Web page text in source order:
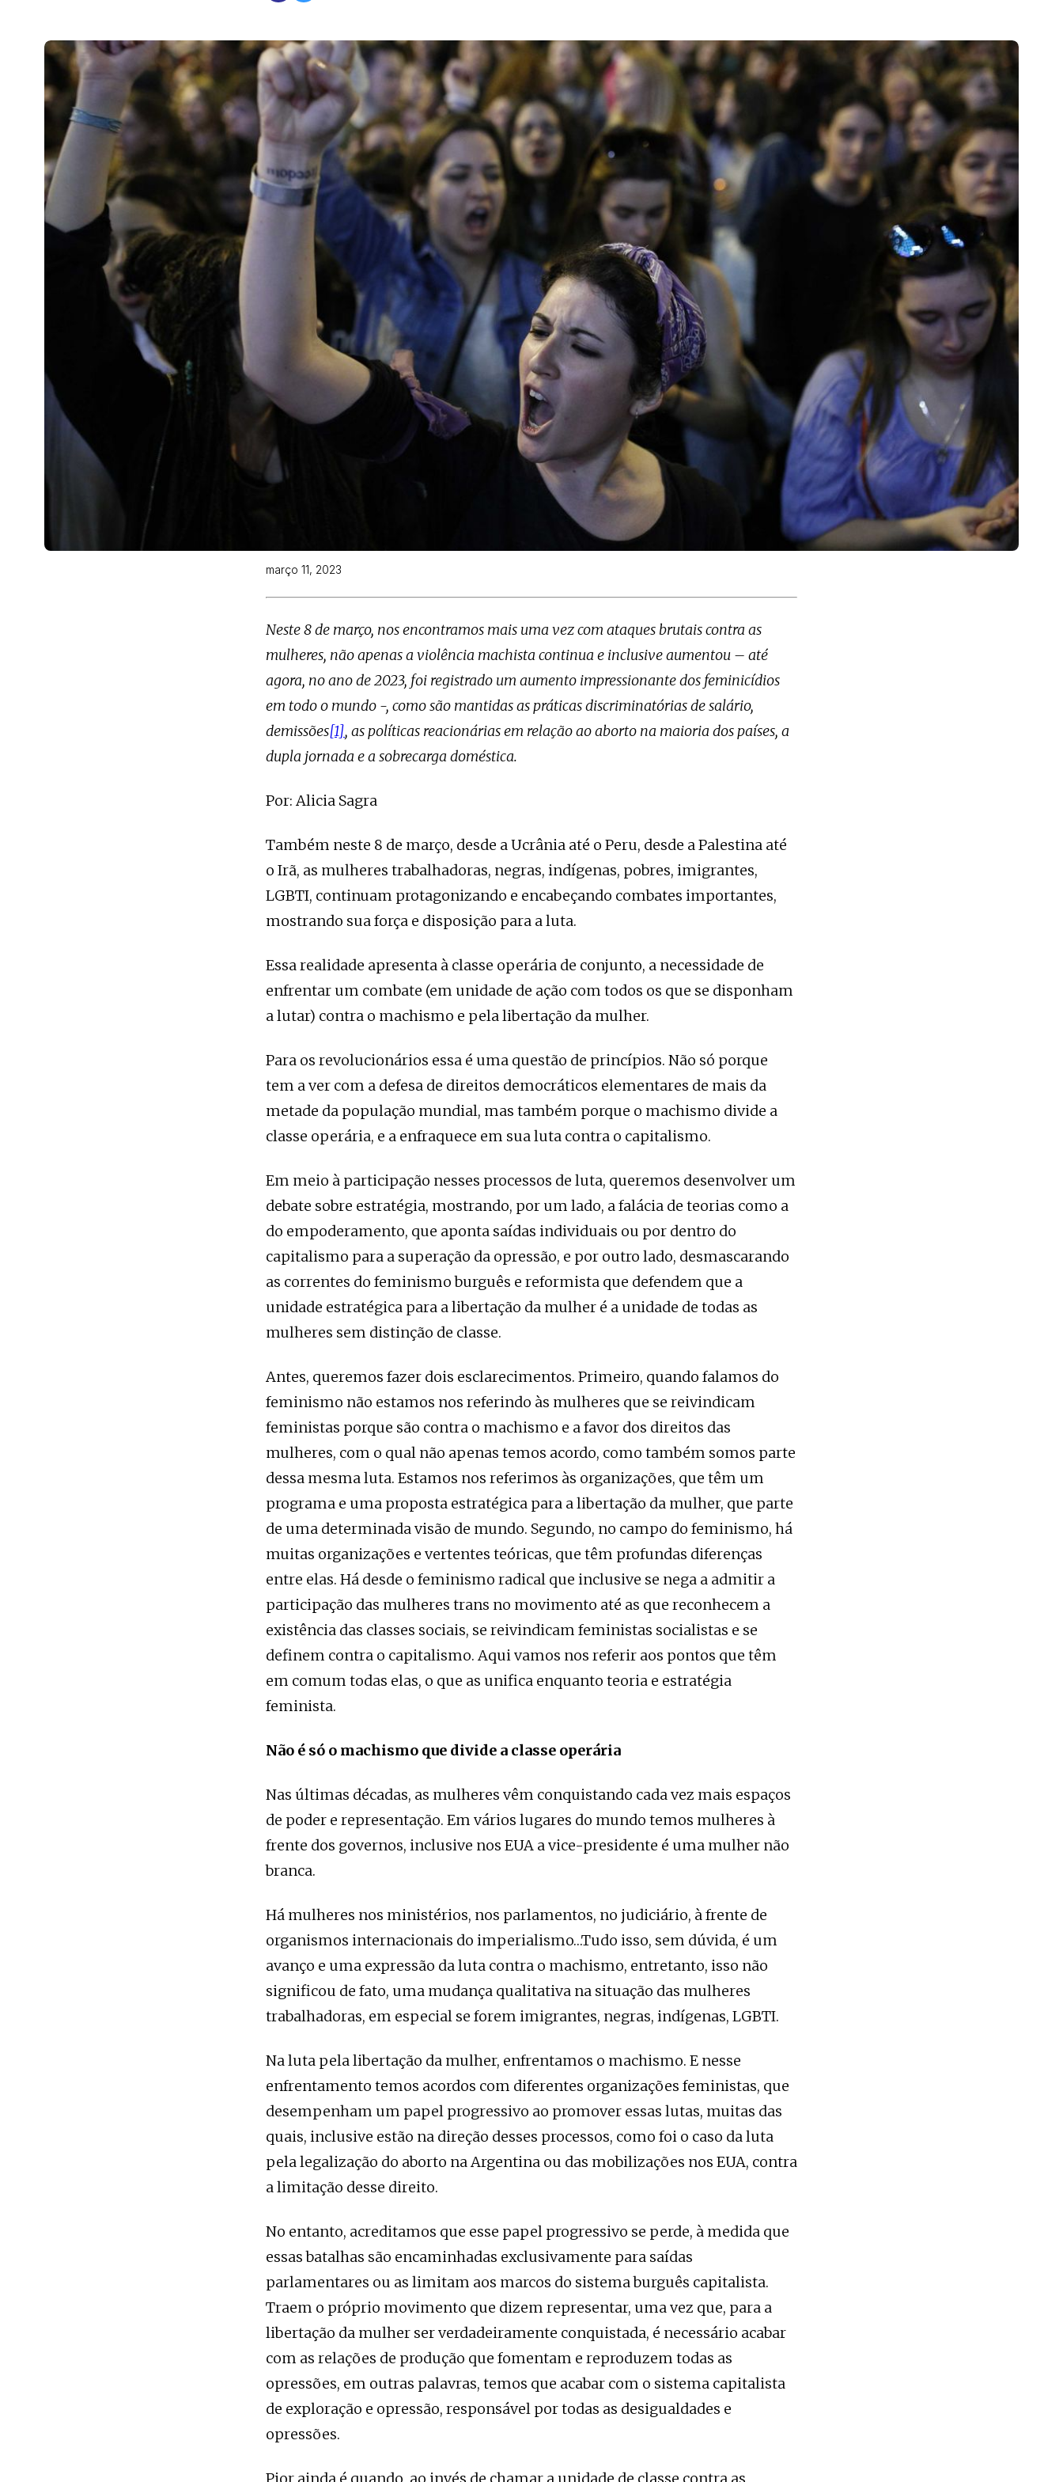
março 11, 2023
Neste 8 de março, nos encontramos mais uma vez com ataques brutais contra as
mulheres, não apenas a violência machista continua e inclusive aumentou – até
agora, no ano de 2023, foi registrado um aumento impressionante dos feminicídios
em todo o mundo -, como são mantidas as práticas discriminatórias de salário,
demissões[1], as políticas reacionárias em relação ao aborto na maioria dos países, a
dupla jornada e a sobrecarga doméstica.
Por: Alicia Sagra
Também neste 8 de março, desde a Ucrânia até o Peru, desde a Palestina até
o Irã, as mulheres trabalhadoras, negras, indígenas, pobres, imigrantes,
LGBTI, continuam protagonizando e encabeçando combates importantes,
mostrando sua força e disposição para a luta.
Essa realidade apresenta à classe operária de conjunto, a necessidade de
enfrentar um combate (em unidade de ação com todos os que se disponham
a lutar) contra o machismo e pela libertação da mulher.
Para os revolucionários essa é uma questão de princípios. Não só porque
tem a ver com a defesa de direitos democráticos elementares de mais da
metade da população mundial, mas também porque o machismo divide a
classe operária, e a enfraquece em sua luta contra o capitalismo.
Em meio à participação nesses processos de luta, queremos desenvolver um
debate sobre estratégia, mostrando, por um lado, a falácia de teorias como a
do empoderamento, que aponta saídas individuais ou por dentro do
capitalismo para a superação da opressão, e por outro lado, desmascarando
as correntes do feminismo burguês e reformista que defendem que a
unidade estratégica para a libertação da mulher é a unidade de todas as
mulheres sem distinção de classe.
Antes, queremos fazer dois esclarecimentos. Primeiro, quando falamos do
feminismo não estamos nos referindo às mulheres que se reivindicam
feministas porque são contra o machismo e a favor dos direitos das
mulheres, com o qual não apenas temos acordo, como também somos parte
dessa mesma luta. Estamos nos referimos às organizações, que têm um
programa e uma proposta estratégica para a libertação da mulher, que parte
de uma determinada visão de mundo. Segundo, no campo do feminismo, há
muitas organizações e vertentes teóricas, que têm profundas diferenças
entre elas. Há desde o feminismo radical que inclusive se nega a admitir a
participação das mulheres trans no movimento até as que reconhecem a
existência das classes sociais, se reivindicam feministas socialistas e se
definem contra o capitalismo. Aqui vamos nos referir aos pontos que têm
em comum todas elas, o que as unifica enquanto teoria e estratégia
feminista.
Não é só o machismo que divide a classe operária
Nas últimas décadas, as mulheres vêm conquistando cada vez mais espaços
de poder e representação. Em vários lugares do mundo temos mulheres à
frente dos governos, inclusive nos EUA a vice-presidente é uma mulher não
branca.
Há mulheres nos ministérios, nos parlamentos, no judiciário, à frente de
organismos internacionais do imperialismo…Tudo isso, sem dúvida, é um
avanço e uma expressão da luta contra o machismo, entretanto, isso não
significou de fato, uma mudança qualitativa na situação das mulheres
trabalhadoras, em especial se forem imigrantes, negras, indígenas, LGBTI.
Na luta pela libertação da mulher, enfrentamos o machismo. E nesse
enfrentamento temos acordos com diferentes organizações feministas, que
desempenham um papel progressivo ao promover essas lutas, muitas das
quais, inclusive estão na direção desses processos, como foi o caso da luta
pela legalização do aborto na Argentina ou das mobilizações nos EUA, contra
a limitação desse direito.
No entanto, acreditamos que esse papel progressivo se perde, à medida que
essas batalhas são encaminhadas exclusivamente para saídas
parlamentares ou as limitam aos marcos do sistema burguês capitalista.
Traem o próprio movimento que dizem representar, uma vez que, para a
libertação da mulher ser verdadeiramente conquistada, é necessário acabar
com as relações de produção que fomentam e reproduzem todas as
opressões, em outras palavras, temos que acabar com o sistema capitalista
de exploração e opressão, responsável por todas as desigualdades e
opressões.
Pior ainda é quando, ao invés de chamar a unidade de classe contra as